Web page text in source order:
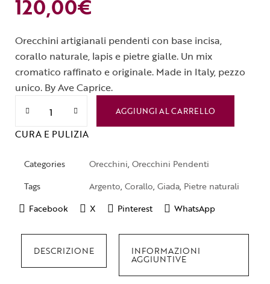
120,00€
Orecchini artigianali pendenti con base incisa,
corallo naturale, lapis e pietre gialle. Un mix
cromatico raffinato e originale. Made in Italy, pezzo
unico. By Ave Caprice.
AGGIUNGI AL CARRELLO
CURA E PULIZIA
Categories Orecchini, Orecchini Pendenti
Tags
Argento, Corallo, Giada, Pietre naturali
Facebook
X Pinterest WhatsApp
DESCRIZIONE INFORMAZIONI
AGGIUNTIVE